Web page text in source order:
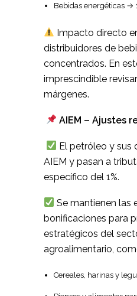
Bebidas energéticas →
Impacto directo
distribuidores de
concentrados. En
imprescindible
márgenes.
AIEM – Ajustes
El petróleo y sus
AIEM y pasan a
específico del 1%.
Se mantienen las
bonificaciones para
estratégicos del
agroalimentario,
Cereales, harinas y